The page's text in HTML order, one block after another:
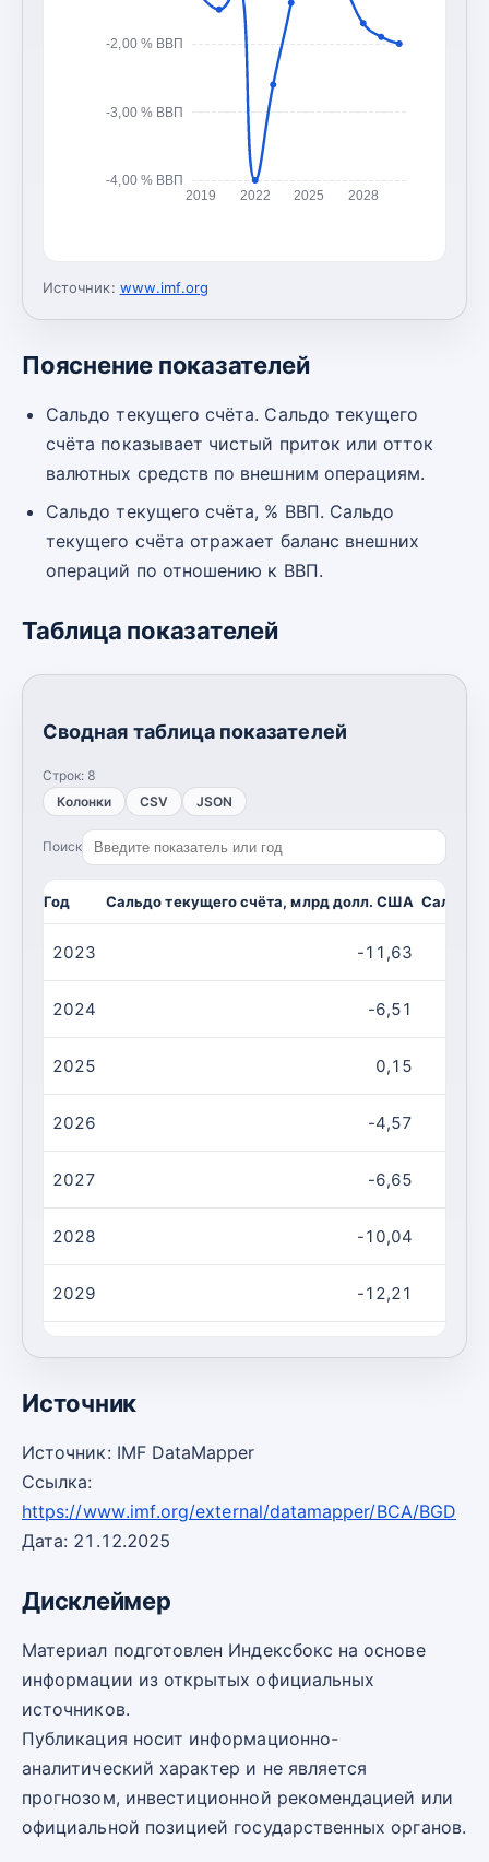
-4,00 % ВВП
-3,00 % ВВП
-2,00 % ВВП
2019 2022 2025 2028
Источник: www.imf.org
Пояснение показателей
Сальдо текущего счёта. Сальдо текущего
счёта показывает чистый приток или отток
валютных средств по внешним операциям.
Сальдо текущего счёта, % ВВП. Сальдо
текущего счёта отражает баланс внешних
операций по отношению к ВВП.
Таблица показателей
Сводная таблица показателей
Строк: 8
Колонки
CSV JSON
Поиск
Год Сальдо текущего счёта, млрд долл. США Сальдо
2023 -11,63
2024 -6,51
2025 0,15
2026 -4,57
2027 -6,65
2028 -10,04
2029 -12,21
Источник
Источник: IMF DataMapper
Ссылка:
https://www.imf.org/external/datamapper/BCA/BGD
Дата: 21.12.2025
Дисклеймер
Материал подготовлен Индексбокс на основе
информации из открытых официальных
источников.
Публикация носит информационно-
аналитический характер и не является
прогнозом, инвестиционной рекомендацией или
официальной позицией государственных органов.